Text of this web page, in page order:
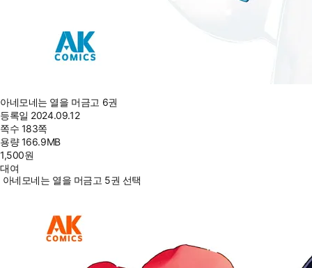
아네모네는 열을 머금고 6권
등록일 2024.09.12
쪽수 183쪽
용량166.9MB
1,500원
대여
아네모네는 열을 머금고 5권 선택